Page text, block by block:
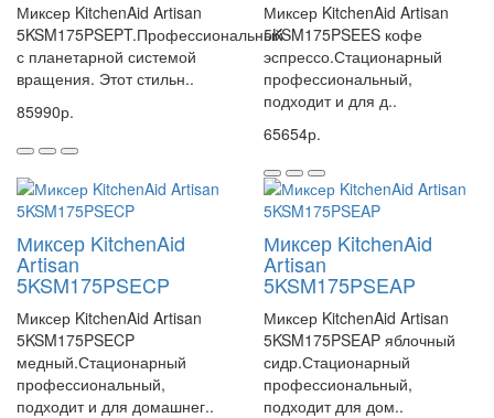
Миксер KitchenAid Artisan
5KSM175PSEPT.Профессиональный
с планетарной системой
вращения. Этот стильн..
85990р.
Миксер KitchenAid Artisan
5KSM175PSEES кофе
эспрессо.Стационарный
профессиональный,
подходит и для д..
65654р.
Миксер KitchenAid
Artisan
5KSM175PSECP
Миксер KitchenAid Artisan
5KSM175PSECP
медный.Стационарный
профессиональный,
подходит и для домашнег..
Миксер KitchenAid
Artisan
5KSM175PSEAP
Миксер KitchenAid Artisan
5KSM175PSEAP яблочный
сидр.Стационарный
профессиональный,
подходит для дом..